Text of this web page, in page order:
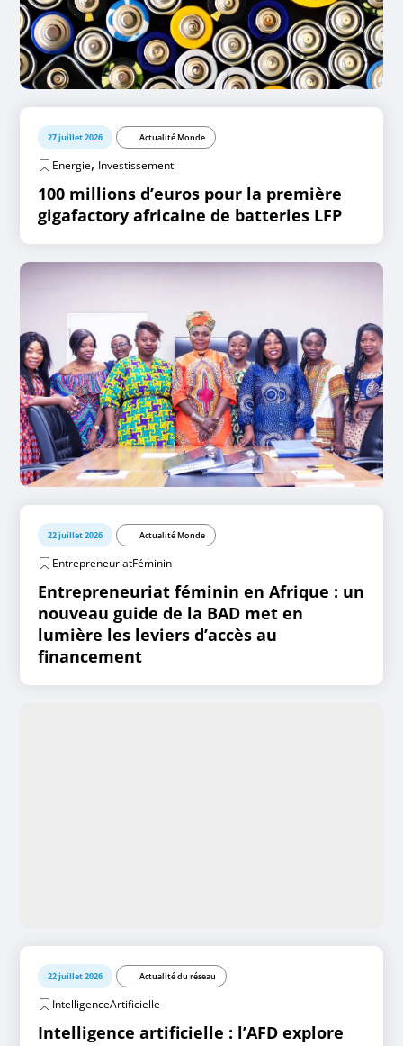
27 juillet 2026 Actualité Monde
Energie, Investissement
100 millions d’euros pour la première
gigafactory africaine de batteries LFP
22 juillet 2026 Actualité Monde
EntrepreneuriatFéminin
Entrepreneuriat féminin en Afrique : un
nouveau guide de la BAD met en
lumière les leviers d’accès au
financement
22 juillet 2026 Actualité du réseau
IntelligenceArtificielle
Intelligence artificielle : l’AFD explore